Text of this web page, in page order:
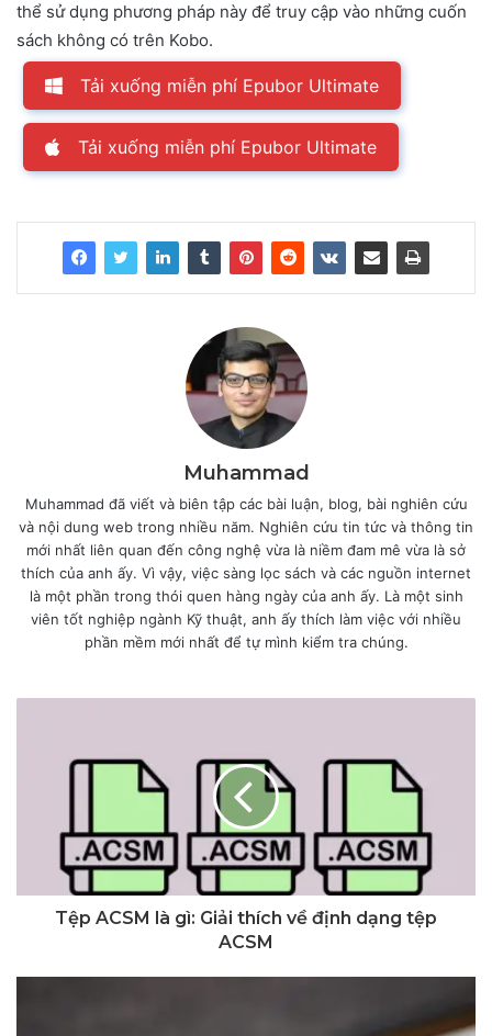
thể sử dụng phương pháp này để truy cập vào những cuốn
sách không có trên Kobo.
Tải xuống miễn phí Epubor Ultimate
Tải xuống miễn phí Epubor Ultimate
Muhammad
Muhammad đã viết và biên tập các bài luận, blog, bài nghiên cứu
và nội dung web trong nhiều năm. Nghiên cứu tin tức và thông tin
mới nhất liên quan đến công nghệ vừa là niềm đam mê vừa là sở
thích của anh ấy. Vì vậy, việc sàng lọc sách và các nguồn internet
là một phần trong thói quen hàng ngày của anh ấy. Là một sinh
viên tốt nghiệp ngành Kỹ thuật, anh ấy thích làm việc với nhiều
phần mềm mới nhất để tự mình kiểm tra chúng.
Tệp ACSM là gì: Giải thích về định dạng tệp
ACSM